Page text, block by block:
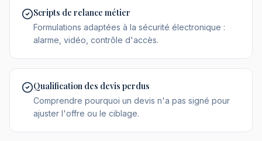
Scripts de relance métier
Formulations adaptées à la sécurité électronique :
alarme, vidéo, contrôle d'accès.
Qualification des devis perdus
Comprendre pourquoi un devis n'a pas signé pour
ajuster l'offre ou le ciblage.